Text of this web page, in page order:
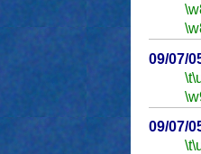
09/07/
\t
09/07/
\t